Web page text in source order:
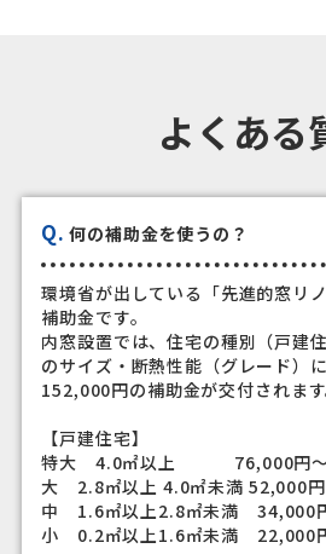
よくある
Q. 何の補助金を使うの？
環境省が出している「先進的窓リ
補助金です。
内窓設置では、住宅の種別（戸建
のサイズ・断熱性能（グレード）
152,000円の補助金が交付されます
【戸建住宅】
特大 4.0㎡以上 76,000円～
大 2.8㎡以上 4.0㎡未満 52,000
中 1.6㎡以上2.8㎡未満 34,000
小 0.2㎡以上1.6㎡未満 22,000